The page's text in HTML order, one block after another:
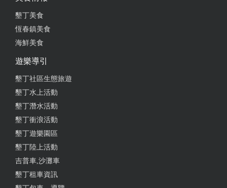
待以及強力的支援，從詢問到接洽都讓人感受到十足
的熱情，下次一定會再來回訪。
今年二訪。 因為時間變動，有住另一家民宿。 所以
這次第二晚才到happy兔 真的有體驗過才有對比。 十
幾個人有個大客廳，switch、KTV、泳池、烤肉區，
有放鬆跟家的感覺。 對自己來說這個價錢cp值是沒話
說的好
墾丁美食
恆春鎮美食
海鮮美食
遊樂導引
墾丁社區生態旅遊
墾丁水上活動
墾丁潛水活動
墾丁衝浪活動
墾丁遊樂園區
墾丁陸上活動
吉普車,沙灘車
墾丁租車資訊